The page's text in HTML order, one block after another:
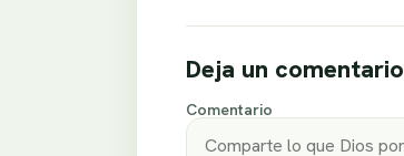
Deja un comentario
Comentario